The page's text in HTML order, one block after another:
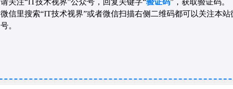
请关注“IT技术视界”公众号，回复关键字“验证码”，获取验证码。
微信里搜索“IT技术视界”或者微信扫描右侧二维码都可以关注本站
号。